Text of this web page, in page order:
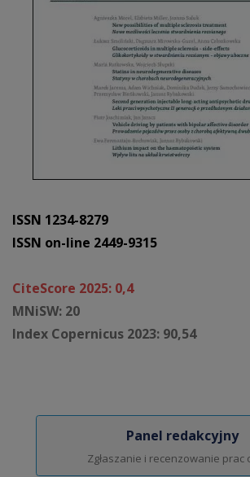
ISSN 1234-8279
ISSN on-line 2449-9315
CiteScore 2025: 0,4
MNiSW: 20
Index Copernicus 2023: 90,54
Panel redakcyjny
Zgłaszanie i recenzowanie prac